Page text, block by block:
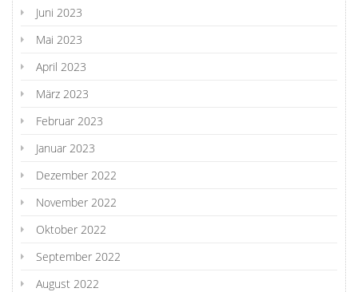
Juni 2023
Mai 2023
April 2023
März 2023
Februar 2023
Januar 2023
Dezember 2022
November 2022
Oktober 2022
September 2022
August 2022